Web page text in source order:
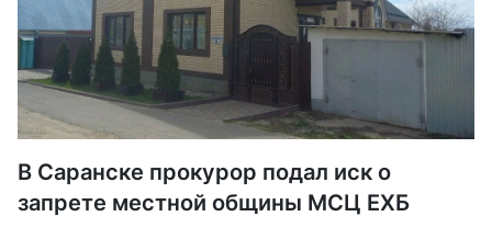
В Саранске прокурор подал иск о
запрете местной общины МСЦ ЕХБ